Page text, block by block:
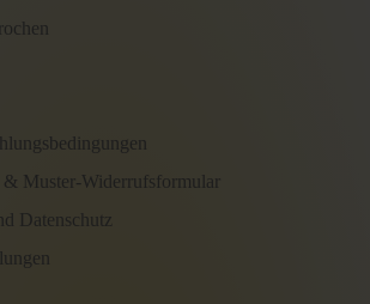
& Muster-Widerrufsformular
Datenschutz